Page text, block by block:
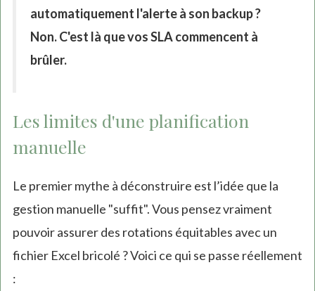
automatiquement l'alerte à son backup ?
Non. C'est là que vos SLA commencent à
brûler.
Les limites d'une planification
manuelle
Le premier mythe à déconstruire est l’idée que la
gestion manuelle "suffit". Vous pensez vraiment
pouvoir assurer des rotations équitables avec un
fichier Excel bricolé ? Voici ce qui se passe réellement
: